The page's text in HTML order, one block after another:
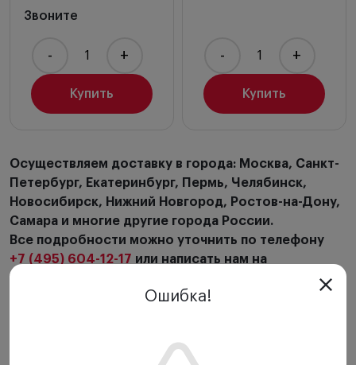
Звоните
Купить
- +
Купить
- +
Осуществляем доставку в города: Москва, Санкт-
Петербург, Екатеринбург, Пермь, Челябинск,
Новосибирск, Нижний Новгород, Ростов-на-Дону,
Самара и многие другие города России.
Все подробности можно уточнить по телефону
+7 (495) 604-12-17 или написать нам на
Электронную почту
Ошибка!